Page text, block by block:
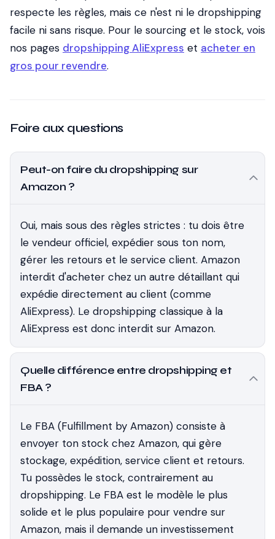
respecte les règles, mais ce n'est ni le dropshipping
facile ni sans risque. Pour le sourcing et le stock, vois
nos pages dropshipping AliExpress et acheter en
gros pour revendre.
Foire aux questions
Peut-on faire du dropshipping sur
Amazon ?
Oui, mais sous des règles strictes : tu dois être
le vendeur officiel, expédier sous ton nom,
gérer les retours et le service client. Amazon
interdit d'acheter chez un autre détaillant qui
expédie directement au client (comme
AliExpress). Le dropshipping classique à la
AliExpress est donc interdit sur Amazon.
Quelle différence entre dropshipping et
FBA ?
Le FBA (Fulfillment by Amazon) consiste à
envoyer ton stock chez Amazon, qui gère
stockage, expédition, service client et retours.
Tu possèdes le stock, contrairement au
dropshipping. Le FBA est le modèle le plus
solide et le plus populaire pour vendre sur
Amazon, mais il demande un investissement